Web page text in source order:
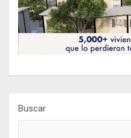
Buscar